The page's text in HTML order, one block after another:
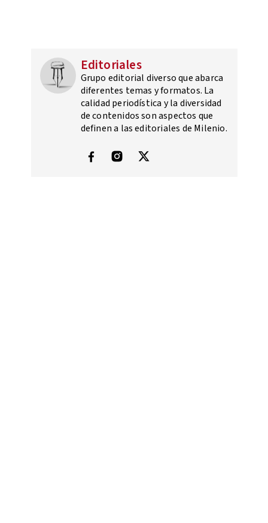
Editoriales
Grupo editorial diverso que abarca
diferentes temas y formatos. La
calidad periodística y la diversidad
de contenidos son aspectos que
definen a las editoriales de Milenio.